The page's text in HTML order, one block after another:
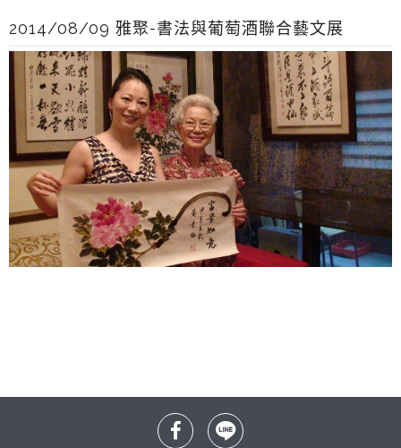
2014/08/09 雅聚-書法與葡萄酒聯合藝文展